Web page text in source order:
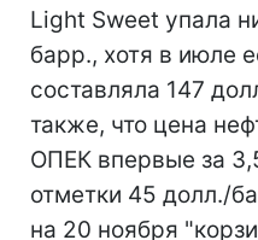
Light Sweet упала
барр., хотя в июле
составляла 147
также, что цена
ОПЕК впервые за
отметки 45 долл./
на 20 ноября